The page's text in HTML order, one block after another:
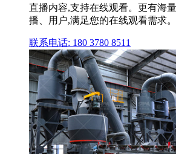
直播内容,支持在线观看。更有海
播、用户,满足您的在线观看需求。
联系电话: 180 3780 8511